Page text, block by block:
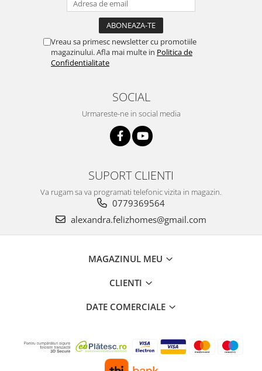
Vreau sa primesc newsletter cu promotiile
magazinului. Afla mai multe in Politica de
Confidentialitate
SOCIAL
Urmareste-ne in social media
SUPORT CLIENTI
Va rugam sa va programati telefonic vizita in magazin.
0779369564
alexandra.felizhomes@gmail.com
MAGAZINUL MEU
CLIENTI
DATE COMERCIALE